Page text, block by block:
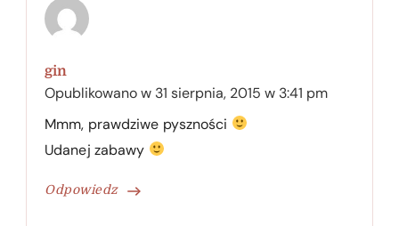
gin
Opublikowano w 31 sierpnia, 2015 w 3:41 pm
Odpowiedz
Mmm, prawdziwe pyszności
Udanej zabawy